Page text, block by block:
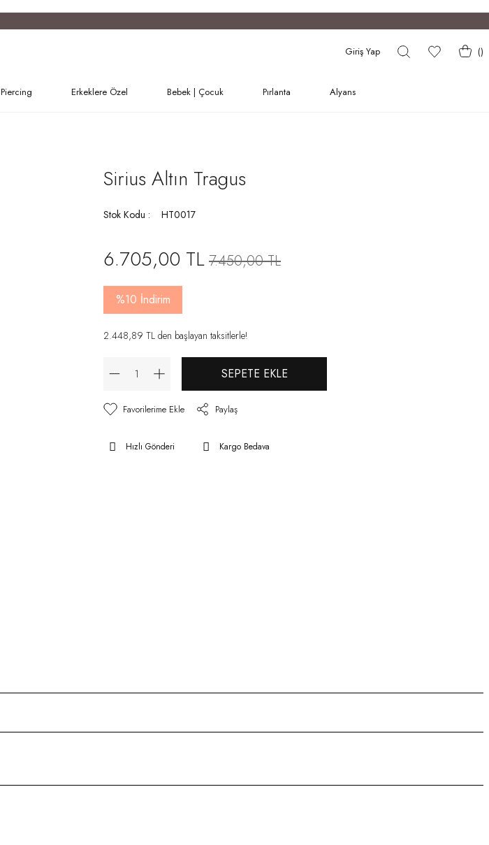
Giriş Yap ()
Piercing Erkeklere Özel Bebek | Çocuk Pırlanta Alyans
Sirius Altın Tragus
Stok Kodu HT0017
6.705,00 TL 7.450,00 TL
%10 İndirim
2.448,89 TL den başlayan taksitlerle!
SEPETE EKLE
Paylaş
Hızlı Gönderi Kargo Bedava